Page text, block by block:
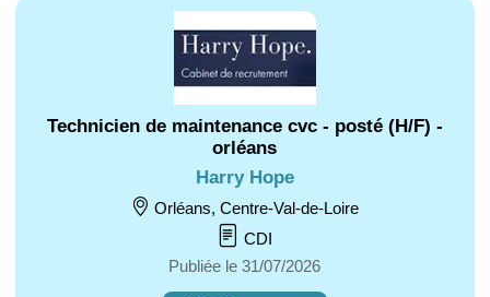
Technicien de maintenance cvc - posté (H/F) -
orléans
Harry Hope
Orléans, Centre-Val-de-Loire
CDI
Publiée le 31/07/2026